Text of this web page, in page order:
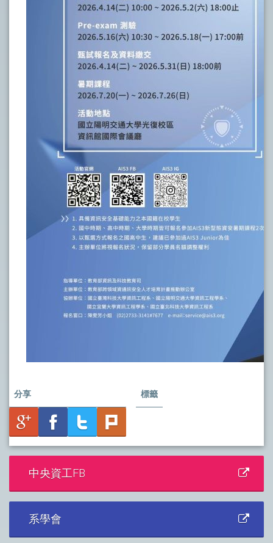
分享 標籤
中央資工FB
系學會